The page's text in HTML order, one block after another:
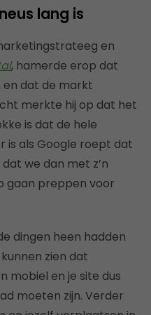
lang is
en
, hamerde erop dat
dat de markt
merkte hij op dat het
is dat de hele
is als Google roept dat
we dan met z’n
gaan preppen voor
dingen heen hadden
zien dat
mobiel en je site dus
moeten zijn. Verder